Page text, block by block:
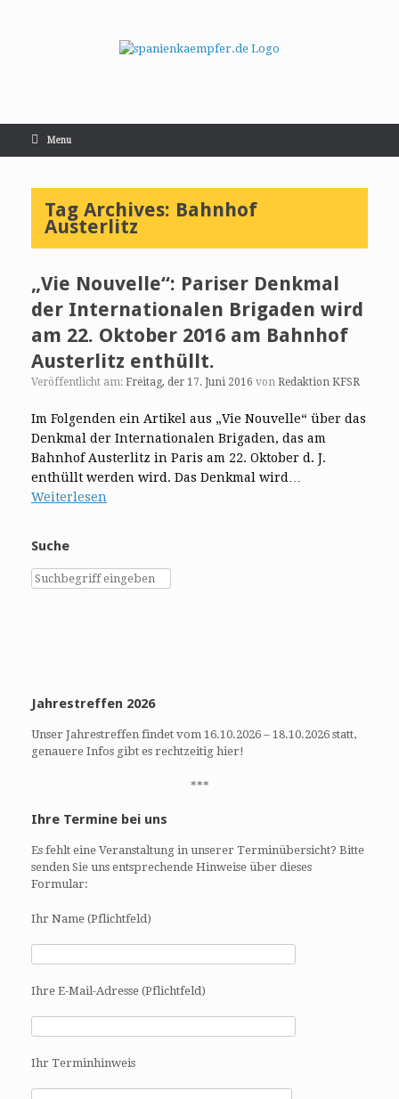
Menu
Tag Archives: Bahnhof
Austerlitz
„Vie Nouvelle“: Pariser Denkmal
der Internationalen Brigaden wird
am 22. Oktober 2016 am Bahnhof
Austerlitz enthüllt.
Veröffentlicht am: Freitag, der 17. Juni 2016 von Redaktion KFSR
Im Folgenden ein Artikel aus „Vie Nouvelle“ über das
Denkmal der Internationalen Brigaden, das am
Bahnhof Austerlitz in Paris am 22. Oktober d. J.
enthüllt werden wird. Das Denkmal wird…
Weiterlesen
Suche
Jahrestreffen 2026
Unser Jahrestreffen findet vom 16.10.2026 – 18.10.2026 statt,
genauere Infos gibt es rechtzeitig hier!
***
Ihre Termine bei uns
Es fehlt eine Veranstaltung in unserer Terminübersicht? Bitte
senden Sie uns entsprechende Hinweise über dieses
Formular:
Ihr Name (Pflichtfeld)
Ihre E-Mail-Adresse (Pflichtfeld)
Ihr Terminhinweis